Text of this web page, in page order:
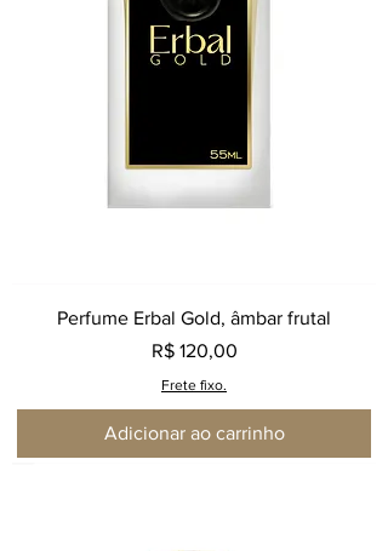
Perfume Erbal Gold, âmbar frutal
Preço
R$ 120,00
Frete fixo.
Adicionar ao carrinho